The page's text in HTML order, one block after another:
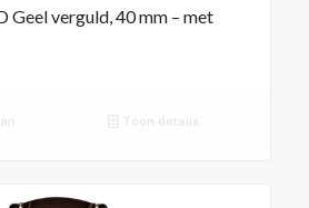
Geel verguld, 40 mm – met
Toon details